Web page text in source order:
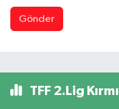
Gönder
TFF 2.Lig